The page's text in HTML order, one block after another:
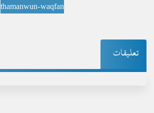
thamanwun-waqfan
تعليقات